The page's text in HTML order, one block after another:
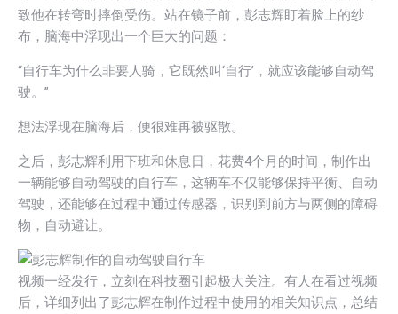
致他在转弯时摔倒受伤。站在镜子前，彭志辉盯着脸上的纱
布，脑海中浮现出一个巨大的问题：
“自行车为什么非要人骑，它既然叫‘自行’，就应该能够自动驾
驶。”
想法浮现在脑海后，便很难再被驱散。
之后，彭志辉利用下班和休息日，花费4个月的时间，制作出
一辆能够自动驾驶的自行车，这辆车不仅能够保持平衡、自动
驾驶，还能够在过程中通过传感器，识别到前方与两侧的障碍
物，自动避让。
视频一经发行，立刻在科技圈引起极大关注。有人在看过视频
后，详细列出了彭志辉在制作过程中使用的相关知识点，总结